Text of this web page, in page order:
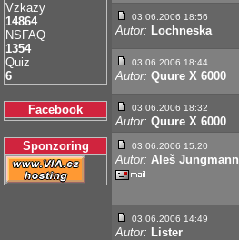
Vzkazy
14864
NSFAQ
1354
Quiz
6
Facebook
Sponzoring
03.06.2006 18:56
Autor: Lochneska
03.06.2006 18:44
Autor: Quure X 6000
03.06.2006 18:32
Autor: Quure X 6000
03.06.2006 15:20
Autor: Aleš Jungmann
03.06.2006 14:49
Autor: Lister